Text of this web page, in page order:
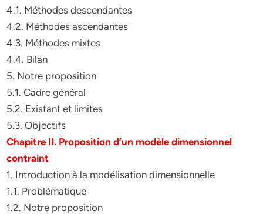
4.1. Méthodes descendantes
4.2. Méthodes ascendantes
4.3. Méthodes mixtes
4.4. Bilan
5. Notre proposition
5.1. Cadre général
5.2. Existant et limites
5.3. Objectifs
Chapitre II. Proposition d’un modèle dimensionnel
contraint
1. Introduction à la modélisation dimensionnelle
1.1. Problématique
1.2. Notre proposition